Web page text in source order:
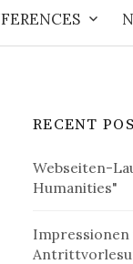
RECENT
Webseiten-
Humanities"